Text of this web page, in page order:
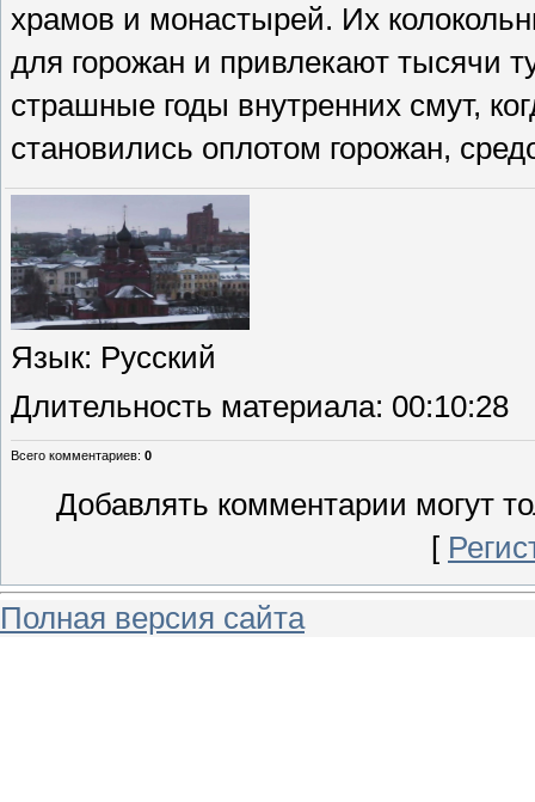
храмов и монастырей. Их
для горожан и привлекают тысячи
страшные годы внутренних смут,
становились оплотом горожан,
Язык: Русский
Длительность материала: 00:10:28
Всего комментариев: 0
Добавлять комментарии могут
[
Полная версия сайта